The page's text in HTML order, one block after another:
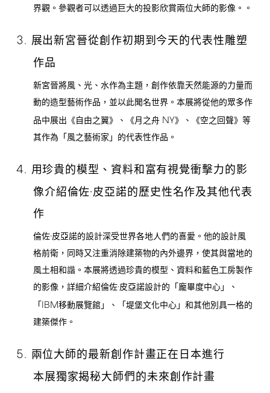
界觀。參觀者可以透過巨大的投影欣賞兩位大師的影像。。
3. 展出新宮晉從創作初期到今天的代表性雕塑
作品
新宮晉將風、光、水作為主題，創作依靠天然能源的力量而
動的造型藝術作品，並以此聞名世界。本展將從他的眾多作
品中展出《自由之翼》、《月之舟 NY》、《空之回聲》等
其作為「風之藝術家」的代表性作品。
4. 用珍貴的模型、資料和富有視覺衝擊力的影
像介紹倫佐·皮亞諾的歷史性名作及其他代表
作
倫佐·皮亞諾的設計深受世界各地人們的喜愛。他的設計風
格前衛，同時又注重消除建築物的內外邊界，使其與當地的
風土相和諧。本展將透過珍貴的模型、資料和藍色工房製作
的影像，詳細介紹倫佐·皮亞諾設計的「龐畢度中心」、
「 IBM移動展覽館」、「堤堡文化中心」和其他別具一格的
建築傑作。
5. 兩位大師的最新創作計畫正在日本進行
本展獨家揭秘大師們的未來創作計畫